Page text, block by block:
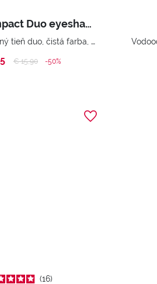
Vamp! Compact Duo eyeshadow
Kompaktný očný tieň duo, čistá farba, absolútna stopa
Price reduced from
€ 15,90to -50%
16